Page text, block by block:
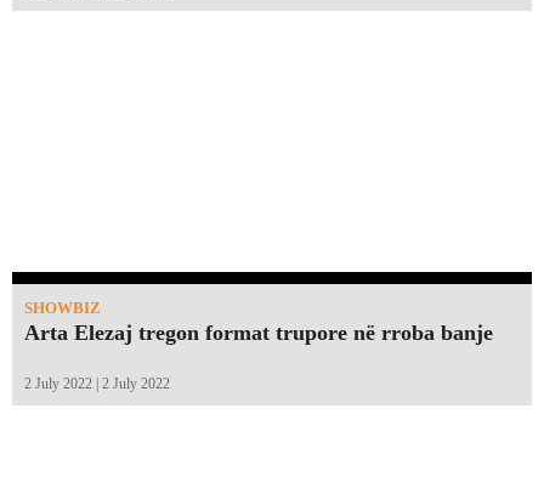
SHOWBIZ
Arta Elezaj tregon format trupore në rroba banje
2 July 2022 | 2 July 2022